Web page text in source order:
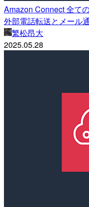
Amazon Connect 全て
外部電話転送とメール
繁松昂大
2025.05.28